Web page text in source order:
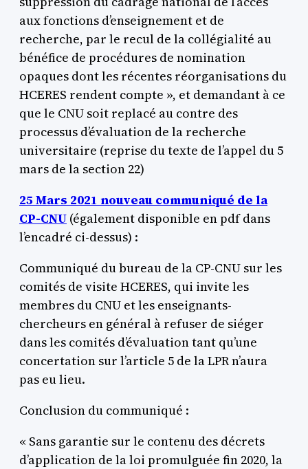
aux fonctions d’enseignement et de
recherche, par le recul de la collégialité au
bénéfice de procédures de nomination
opaques dont les récentes réorganisations du
HCERES rendent compte », et demandant à ce
que le CNU soit replacé au contre des
processus d’évaluation de la recherche
universitaire (reprise du texte de l’appel du 5
mars de la section 22)
25 Mars 2021 nouveau communiqué de la
CP-CNU (également disponible en pdf dans
l’encadré ci-dessus) :
Communiqué du bureau de la CP-CNU sur les
comités de visite HCERES, qui invite les
membres du CNU et les enseignants-
chercheurs en général à refuser de siéger
dans les comités d’évaluation tant qu’une
concertation sur l’article 5 de la LPR n’aura
pas eu lieu.
Conclusion du communiqué :
« Sans garantie sur le contenu des décrets
d’application de la loi promulguée fin 2020, la